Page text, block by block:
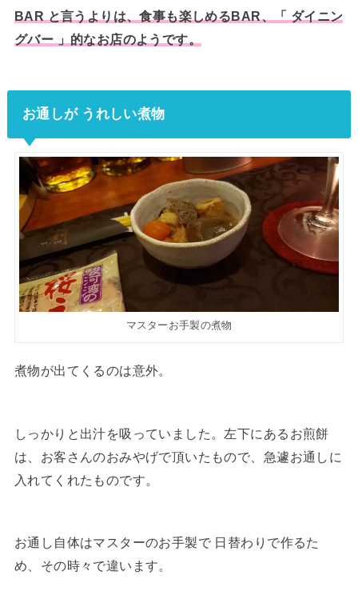
BAR と言うよりは、食事も楽しめるBAR、「 ダイニン
グバー 」的なお店のようです。
お通しが うれしい煮物
マスターお手製の煮物
煮物が出てくるのは意外。
しっかりと出汁を吸っていました。左下にあるお煎餅
は、お客さんのおみやげで頂いたもので、急遽お通しに
入れてくれたものです。
お通し自体はマスターのお手製で 日替わりで作るた
め、その時々で違います。